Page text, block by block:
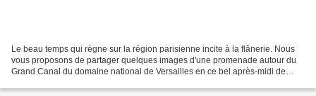
Le beau temps qui règne sur la région parisienne incite à la flânerie. Nous
vous proposons de partager quelques images d'une promenade autour du
Grand Canal du domaine national de Versailles en ce bel après-midi de